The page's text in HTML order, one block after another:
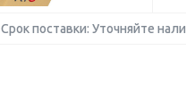
Срок поставки: Уточняйте